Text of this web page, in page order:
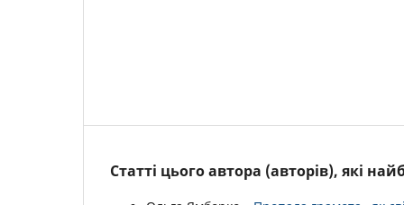
Статті цього автора (авторів), які